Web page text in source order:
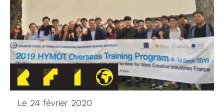
Le 24 février 2020